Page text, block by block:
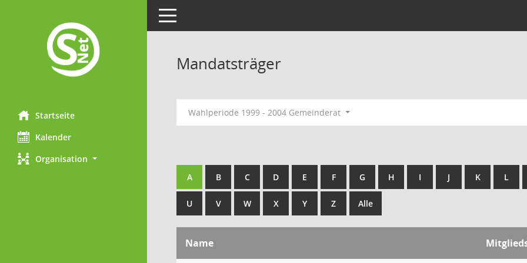
Startseite
Kalender
Organisation
Toggle navigation
Mandatsträger
Wahlperiode 1999 - 2004 Gemeinderat
A B C D E F G H I J K L
U V W X Y Z Alle
Name